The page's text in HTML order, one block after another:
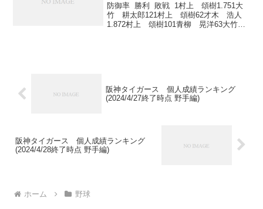
防御率 勝利 敗戦 1村上 頌樹1.751大
竹 耕太郎121村上 頌樹62才木 浩人
1.872村上 頌樹101青柳 晃洋63大竹
阪神タイガース 個人成績ランキング
(2024/4/27終了時点 野手編)
阪神タイガース 個人成績ランキング
(2024/4/28終了時点 野手編)
ホーム 野球